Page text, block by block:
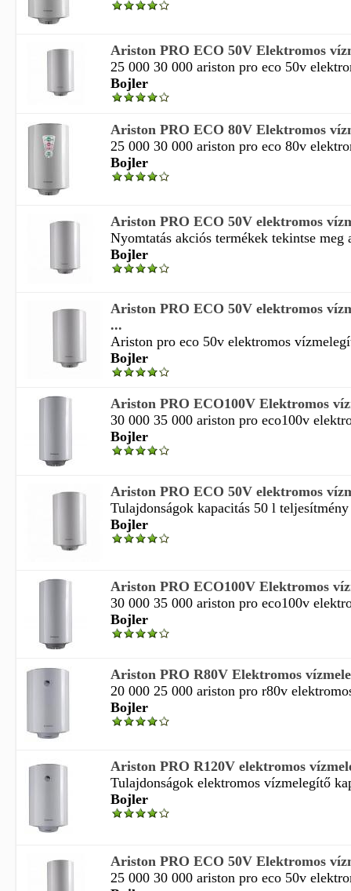
Ariston PRO ECO 50V Elektromos
25 000 30 000 ariston pro eco 50v
Bojler
Ariston PRO ECO 80V Elektromos
25 000 30 000 ariston pro eco 80v
Bojler
Ariston PRO ECO 50V elektromos
Nyomtatás akciós termékek tekintse meg
Bojler
Ariston PRO ECO 50V elektromos
...
Ariston pro eco 50v elektromos
Bojler
Ariston PRO ECO100V Elektromos
30 000 35 000 ariston pro eco100v
Bojler
Ariston PRO ECO 50V elektromos
Tulajdonságok kapacitás 50 l
Bojler
Ariston PRO ECO100V Elektromos
30 000 35 000 ariston pro eco100v
Bojler
Ariston PRO R80V Elektromos
20 000 25 000 ariston pro r80v
Bojler
Ariston PRO R120V elektromos
Tulajdonságok elektromos vízmelegítő
Bojler
Ariston PRO ECO 50V Elektromos
25 000 30 000 ariston pro eco 50v